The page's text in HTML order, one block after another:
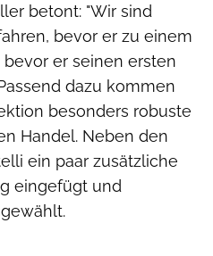
betont: "Wir sind
bevor er zu einem
er seinen ersten
dazu kommen
besonders robuste
Handel. Neben den
ein paar zusätzliche
eingefügt und